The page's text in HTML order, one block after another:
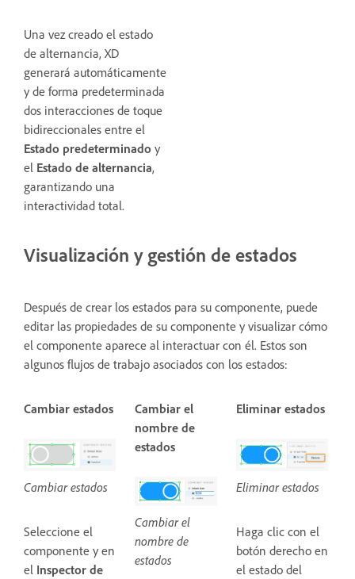
Una vez creado el estado
de alternancia, XD
generará automáticamente
y de forma predeterminada
dos interacciones de toque
bidireccionales entre el
Estado predeterminado y
el Estado de alternancia,
garantizando una
interactividad total.
Visualización y gestión de estados
Después de crear los estados para su componente, puede
editar las propiedades de su componente y visualizar cómo
el componente aparece al interactuar con él. Estos son
algunos flujos de trabajo asociados con los estados:
Cambiar estados
Cambiar estados
Seleccione el
componente y en
el Inspector de
Cambiar el
nombre de
estados
Cambiar el
nombre de
estados
Eliminar estados
Eliminar estados
Haga clic con el
botón derecho en
el estado del